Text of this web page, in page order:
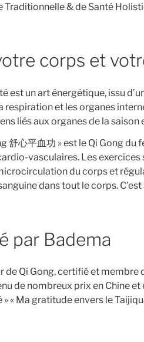
Traditionnelle & de Santé
corps et
est un art énergétique, issu
respiration et les organes
liés aux organes de la
舒心平血功 » est le Qi Gong
vasculaires. Les
du corps et
dans tout le corps.
par Badema
de Qi Gong, certifié et membre
de nombreux prix en Chine
« Ma gratitude envers le